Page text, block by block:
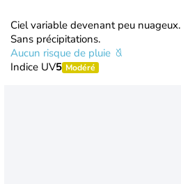
Ciel variable devenant peu nuageux.
Sans précipitations.
Aucun risque de pluie
Indice UV5 Modéré